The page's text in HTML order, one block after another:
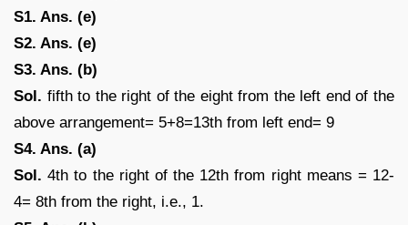
S1. Ans. (e)
S2. Ans. (e)
S3. Ans. (b)
Sol. fifth to the right of the eight from the left end of the
above arrangement= 5+8=13th from left end= 9
S4. Ans. (a)
Sol. 4th to the right of the 12th from right means = 12-
4= 8th from the right, i.e., 1.